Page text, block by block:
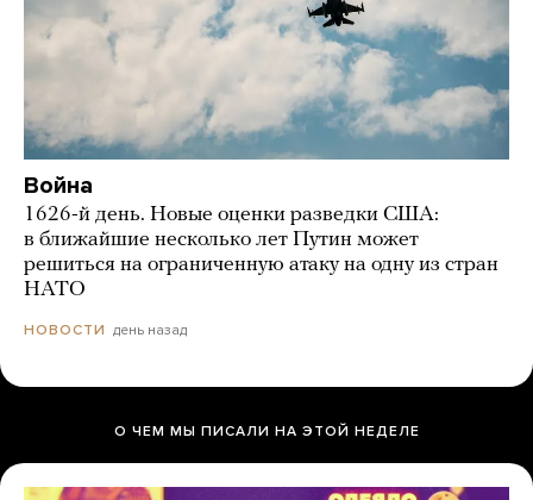
Война
1626-й день. Новые оценки разведки США:
в ближайшие несколько лет Путин может
решиться на ограниченную атаку на одну из стран
НАТО
НОВОСТИ день назад
О ЧЕМ МЫ ПИСАЛИ НА ЭТОЙ НЕДЕЛЕ